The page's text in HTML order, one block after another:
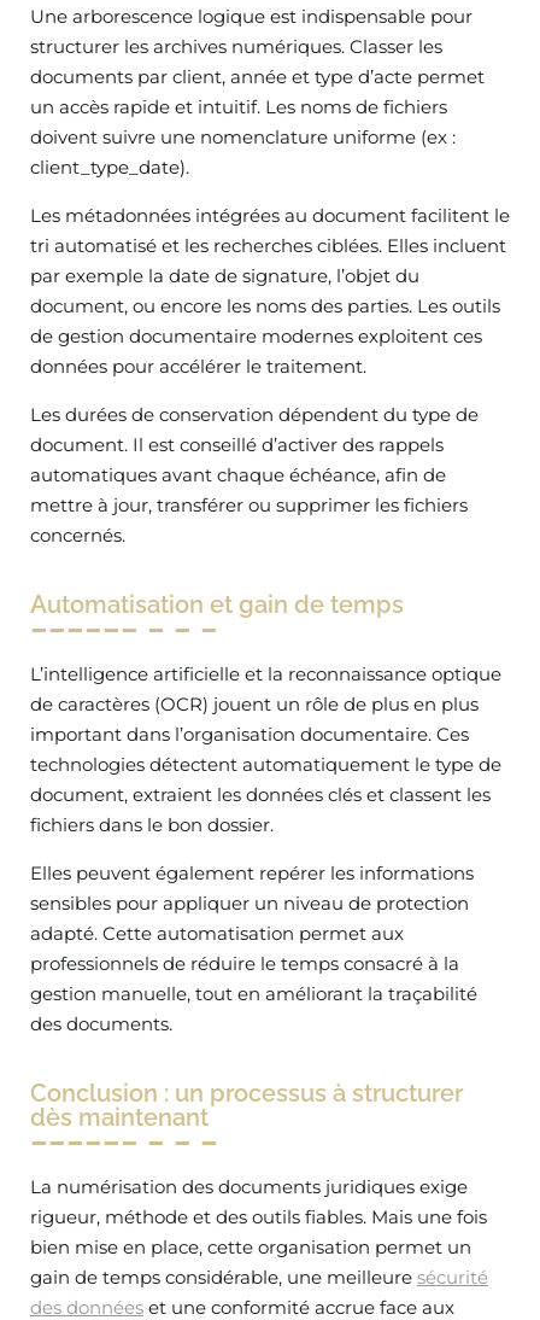
Une arborescence logique est indispensable pour
structurer les archives numériques. Classer les
documents par client, année et type d’acte permet
un accès rapide et intuitif. Les noms de fichiers
doivent suivre une nomenclature uniforme (ex :
client_type_date).
Les métadonnées intégrées au document facilitent le
tri automatisé et les recherches ciblées. Elles incluent
par exemple la date de signature, l’objet du
document, ou encore les noms des parties. Les outils
de gestion documentaire modernes exploitent ces
données pour accélérer le traitement.
Les durées de conservation dépendent du type de
document. Il est conseillé d’activer des rappels
automatiques avant chaque échéance, afin de
mettre à jour, transférer ou supprimer les fichiers
concernés.
Automatisation et gain de temps
L’intelligence artificielle et la reconnaissance optique
de caractères (OCR) jouent un rôle de plus en plus
important dans l’organisation documentaire. Ces
technologies détectent automatiquement le type de
document, extraient les données clés et classent les
fichiers dans le bon dossier.
Elles peuvent également repérer les informations
sensibles pour appliquer un niveau de protection
adapté. Cette automatisation permet aux
professionnels de réduire le temps consacré à la
gestion manuelle, tout en améliorant la traçabilité
des documents.
Conclusion : un processus à structurer
dès maintenant
La numérisation des documents juridiques exige
rigueur, méthode et des outils fiables. Mais une fois
bien mise en place, cette organisation permet un
gain de temps considérable, une meilleure sécurité
des données et une conformité accrue face aux